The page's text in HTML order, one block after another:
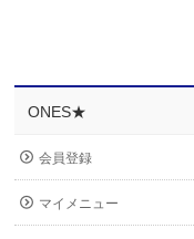
ONES★
会員登録
マイメニュー